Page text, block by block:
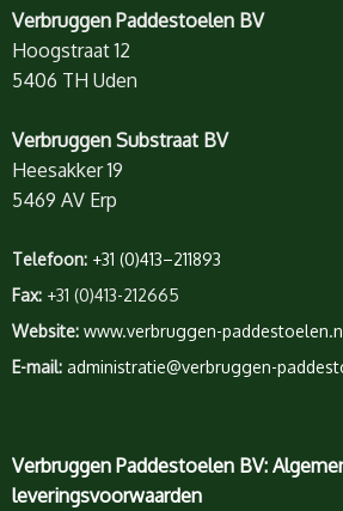
Verbruggen Paddestoelen BV
Hoogstraat 12
5406 TH Uden
Verbruggen Substraat BV
Heesakker 19
5469 AV Erp
Telefoon: +31 (0)413–211893
Fax: +31 (0)413-212665
Website: www.verbruggen-
E-mail: administratie@verbruggen-
Verbruggen Paddestoelen BV:
leveringsvoorwaarden